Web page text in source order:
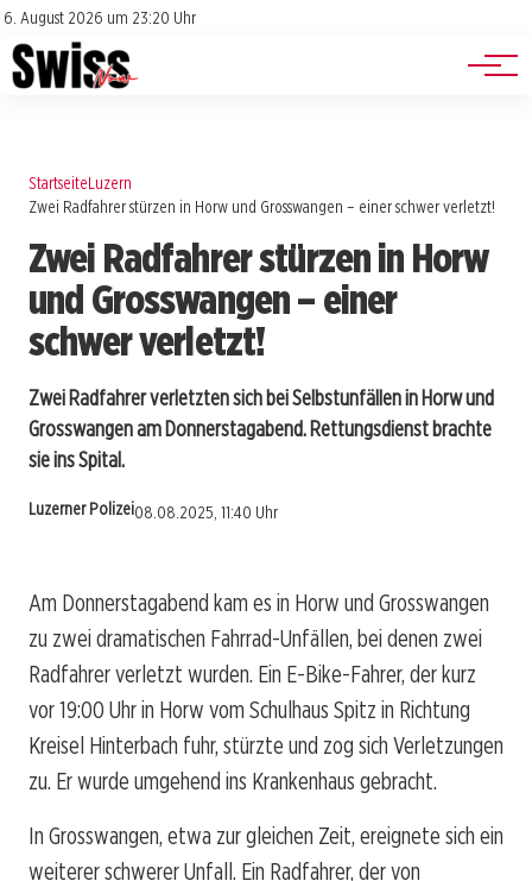
6. August 2026 um 23:20 Uhr
Impressum
Datenschutz
Jobs
Events
StartseiteLuzern
Zwei Radfahrer stürzen in Horw und Grosswangen – einer schwer verletzt!
Zwei Radfahrer stürzen in Horw
und Grosswangen – einer
schwer verletzt!
Zwei Radfahrer verletzten sich bei Selbstunfällen in Horw und
Grosswangen am Donnerstagabend. Rettungsdienst brachte
sie ins Spital.
Luzerner Polizei08.08.2025, 11:40 Uhr
Am Donnerstagabend kam es in Horw und Grosswangen
zu zwei dramatischen Fahrrad-Unfällen, bei denen zwei
Radfahrer verletzt wurden. Ein E-Bike-Fahrer, der kurz
vor 19:00 Uhr in Horw vom Schulhaus Spitz in Richtung
Kreisel Hinterbach fuhr, stürzte und zog sich Verletzungen
zu. Er wurde umgehend ins Krankenhaus gebracht.
In Grosswangen, etwa zur gleichen Zeit, ereignete sich ein
weiterer schwerer Unfall. Ein Radfahrer, der von